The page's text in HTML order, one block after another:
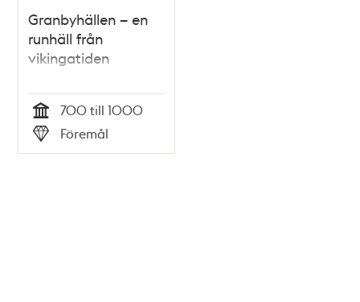
Granbyhällen – en
runhäll från
vikingatiden
Tid
700 till 1000
Typ
Föremål